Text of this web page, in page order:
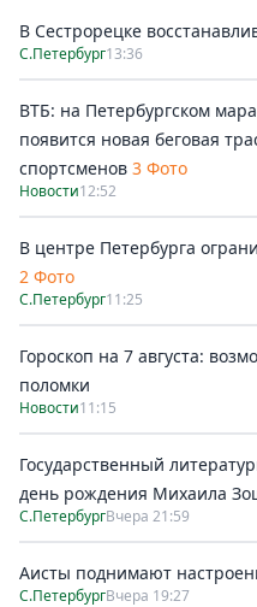
В Сестрорецке
С.Петербург13:36
ВТБ: на Петербургском
появится новая беговая
спортсменов 3 Фото
Новости12:52
В центре Петербурга
2 Фото
С.Петербург11:25
Гороскоп на 7 августа:
поломки
Новости11:15
Государственный
день рождения Михаила
С.ПетербургВчера 21:59
Аисты поднимают
С.ПетербургВчера 19:27